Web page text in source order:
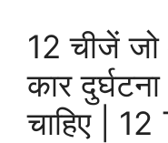
12 चीजें
कार
चाहिए |